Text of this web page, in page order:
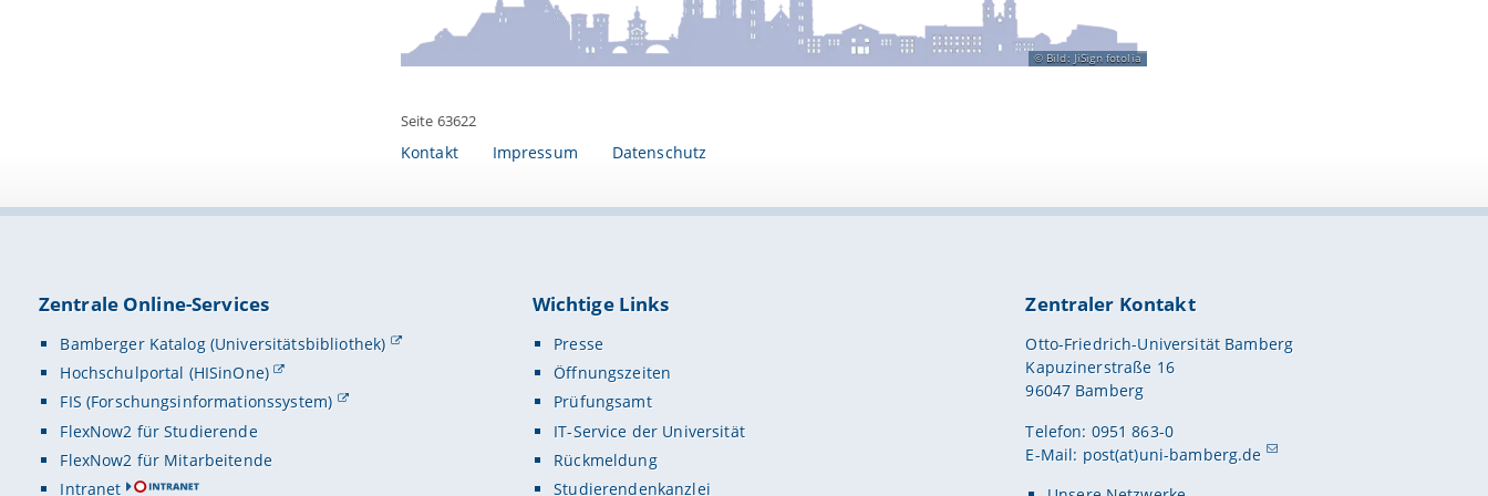
Ausländische Studierende (Foto:
Andrea Müller)
wissenschafler oder in anderen Initiativen engagieren! Wir
beraten Sie gern!
ist die Unterstützung von Forschung, Lehre, Öffentlichkeitsarbeit
und kulturellem Leben der Universität.
Bild: JiSign fotolia
Seite 63622
Kontakt Impressum Datenschutz
Zentrale Online-Services
Bamberger Katalog (Universitätsbibliothek)
Hochschulportal (HISinOne)
FIS (Forschungsinformationssystem)
FlexNow2 für Studierende
FlexNow2 für Mitarbeitende
Intranet
Wichtige Links
Presse
Öffnungszeiten
Prüfungsamt
IT-Service der Universität
Rückmeldung
Studierendenkanzlei
Zentraler Kontakt
Otto-Friedrich-Universität Bamberg
Kapuzinerstraße 16
96047 Bamberg
Telefon: 0951 863-0
E-Mail: post(at)uni-bamberg.de